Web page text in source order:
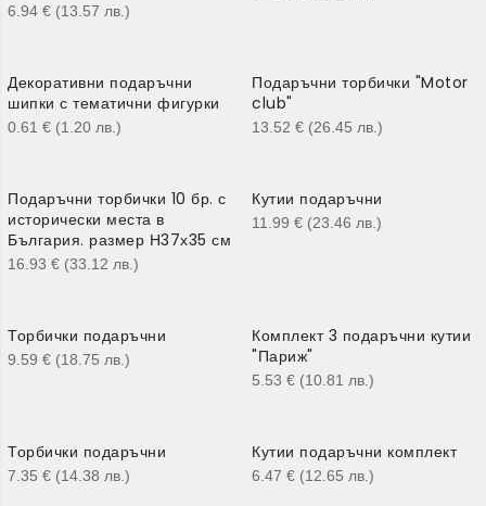
6.94 € (13.57 лв. )
Декоративни подаръчни
шипки с тематични фигурки
0.61 € (1.20 лв. )
Подаръчни торбички "Motor
club"
13.52 € (26.45 лв. )
Подаръчни торбички 10 бр. с
исторически места в
България. размер Н37х35 см
16.93 € (33.12 лв. )
Кутии подаръчни
11.99 € (23.46 лв. )
Торбички подаръчни
9.59 € (18.75 лв. )
Комплект 3 подаръчни кутии
"Париж"
5.53 € (10.81 лв. )
Торбички подаръчни
7.35 € (14.38 лв. )
Кутии подаръчни комплект
6.47 € (12.65 лв. )